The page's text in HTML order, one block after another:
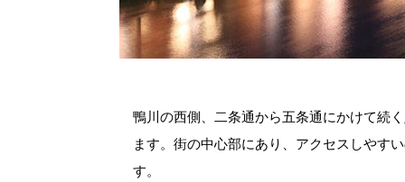
鴨川の西側、二条通から五条通にかけて続く
ます。街の中心部にあり、アクセスしやす
す。